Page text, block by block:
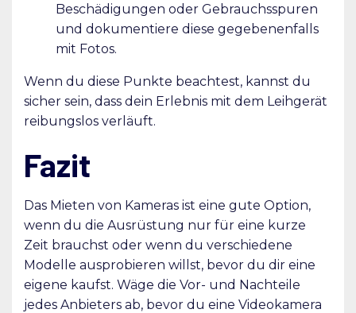
Beschädigungen oder Gebrauchsspuren
und dokumentiere diese gegebenenfalls
mit Fotos.
Wenn du diese Punkte beachtest, kannst du
sicher sein, dass dein Erlebnis mit dem Leihgerät
reibungslos verläuft.
Fazit
Das Mieten von Kameras ist eine gute Option,
wenn du die Ausrüstung nur für eine kurze
Zeit brauchst oder wenn du verschiedene
Modelle ausprobieren willst, bevor du dir eine
eigene kaufst. Wäge die Vor- und Nachteile
jedes Anbieters ab, bevor du eine Videokamera